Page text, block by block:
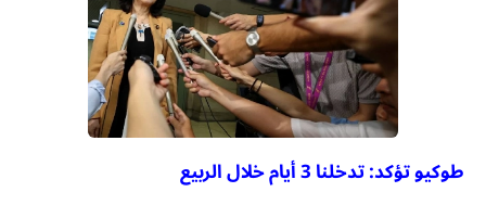
طوكيو تؤكد: تدخلنا 3 أيام خلال الربيع